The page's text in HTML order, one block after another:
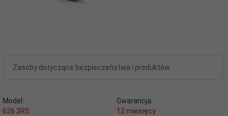
Zasoby dotyczące bezpieczeństwa i produktów
Model:
626 2RS
Gwarancja:
12 miesięcy